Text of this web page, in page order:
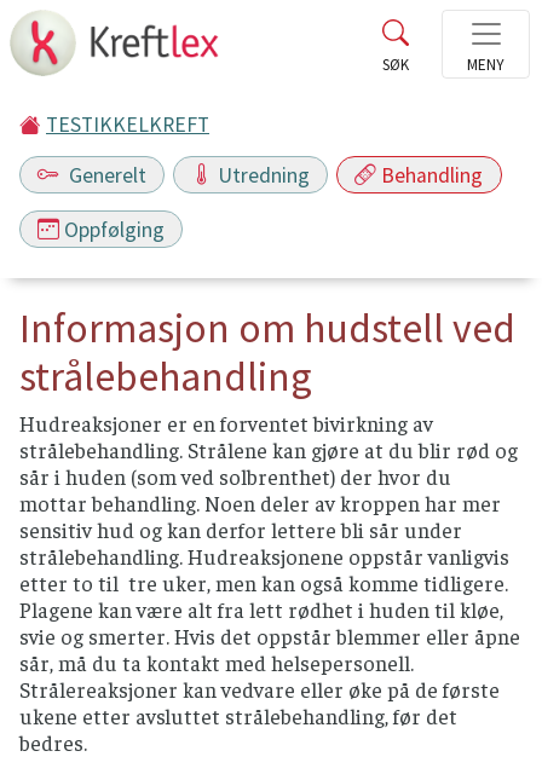
TESTIKKELKREFT
Generelt
Utredning Behandling
Oppfølging
Informasjon om hudstell ved
strålebehandling
Hudreaksjoner er en forventet bivirkning av
strålebehandling. Strålene kan gjøre at du blir rød og
sår i huden (som ved solbrenthet) der hvor du
mottar behandling. Noen deler av kroppen har mer
sensitiv hud og kan derfor lettere bli sår under
strålebehandling. Hudreaksjonene oppstår vanligvis
etter to til tre uker, men kan også komme tidligere.
Plagene kan være alt fra lett rødhet i huden til kløe,
svie og smerter. Hvis det oppstår blemmer eller åpne
sår, må du ta kontakt med helsepersonell.
Strålereaksjoner kan vedvare eller øke på de første
ukene etter avsluttet strålebehandling, før det
bedres.